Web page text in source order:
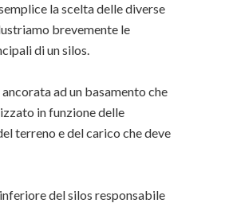
la scelta delle diverse
brevemente le
di un silos.
ad un basamento che
in funzione delle
terreno e del carico che deve
del silos responsabile